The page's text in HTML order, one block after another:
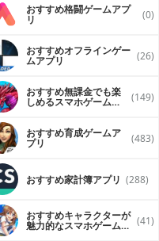
る！】
としてのセンスを高め
恋の試練をクリアしま
チックで甘いシナリオ
ングが変わります
時期じゃないと楽しめ
てイベントに参加でき
ナリオの配信なども開
生日イベントも開催
、アバターをお楽しみ
おすすめ格闘ゲームアプ
リ (0)
おすすめオフラインゲー
ムアプリ (26)
おすすめ無課金でも楽
しめるスマホゲームア (149)
おすすめ育成ゲームア
プリ (483)
おすすめ家計簿アプリ (288)
おすすめキャラクターが
魅力的なスマホゲームア (41)